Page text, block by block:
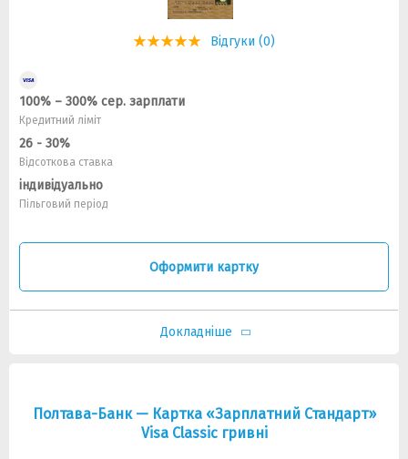
Відгуки (0)
100% – 300% сер. зарплати
Кредитний ліміт
26 - 30%
Відсоткова ставка
індивідуально
Пільговий період
Оформити картку
Докладніше
Полтава-Банк — Картка «Зарплатний Стандарт»
Visa Classic гривнi